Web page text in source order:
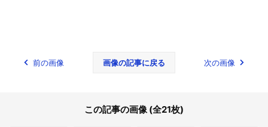
前の画像 画像の記事に戻る 次の画像
この記事の画像 (全21枚)